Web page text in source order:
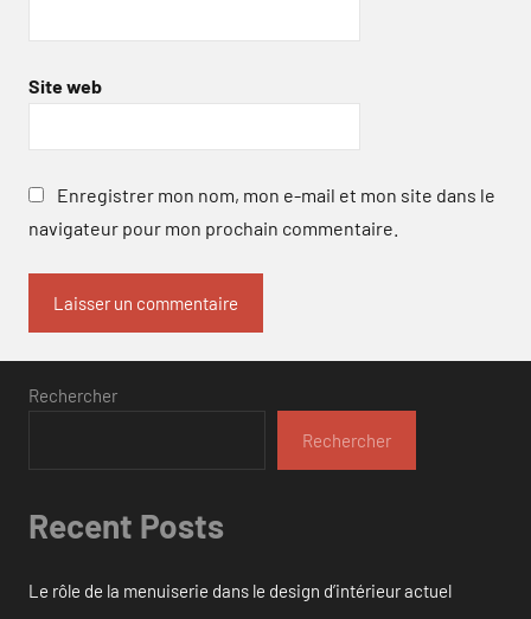
Site web
Enregistrer mon nom, mon e-mail et mon site dans le
navigateur pour mon prochain commentaire.
Rechercher
Rechercher
Recent Posts
Le rôle de la menuiserie dans le design d’intérieur actuel